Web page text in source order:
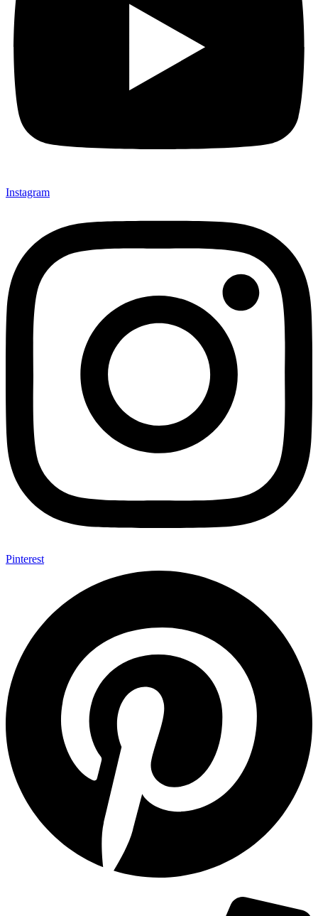
Instagram
Pinterest